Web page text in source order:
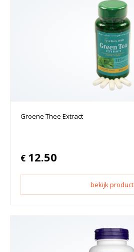
Groene Thee Extract
€ 12.50
bekijk product